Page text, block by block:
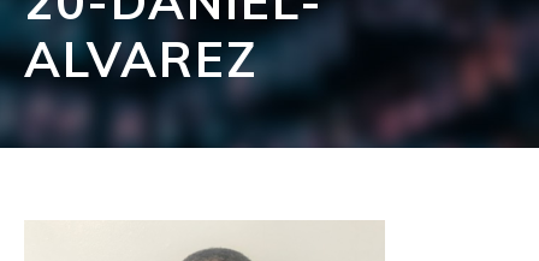
ALVAREZ